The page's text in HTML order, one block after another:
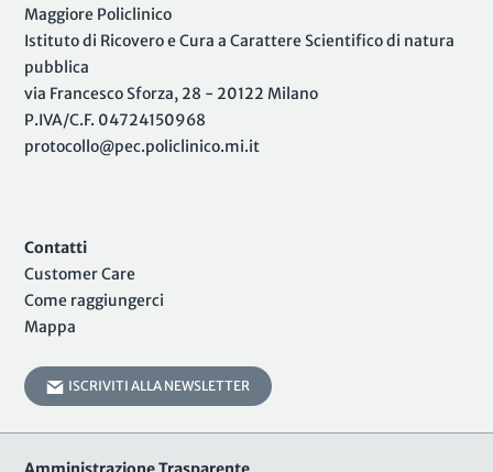
Maggiore Policlinico
Istituto di Ricovero e Cura a Carattere Scientifico di natura
pubblica
via Francesco Sforza, 28 - 20122 Milano
P.IVA/C.F. 04724150968
protocollo@pec.policlinico.mi.it
Contatti
Customer Care
Come raggiungerci
Mappa
ISCRIVITI ALLA NEWSLETTER